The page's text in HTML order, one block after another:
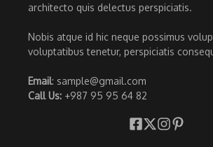
architecto quis delectus perspiciatis.
Nobis atque id hic neque possimus
voluptatibus tenetur, perspiciatis
Email: sample@gmail.com
Call Us: +987 95 95 64 82